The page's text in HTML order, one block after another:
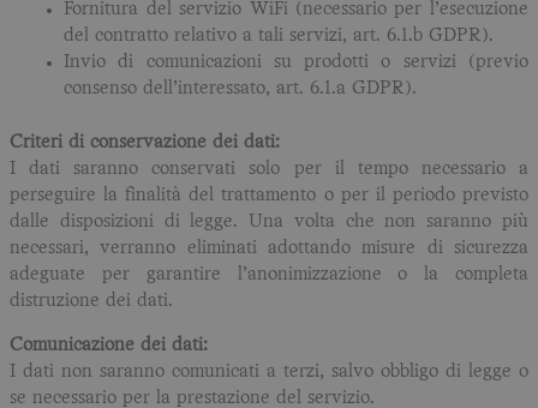
Fornitura del servizio WiFi (necessario per l’esecuzione
del contratto relativo a tali servizi, art. 6.1.b GDPR).
Invio di comunicazioni su prodotti o servizi (previo
consenso dell’interessato, art. 6.1.a GDPR).
Criteri di conservazione dei dati:
I dati saranno conservati solo per il tempo necessario a
perseguire la finalità del trattamento o per il periodo previsto
dalle disposizioni di legge. Una volta che non saranno più
necessari, verranno eliminati adottando misure di sicurezza
adeguate per garantire l’anonimizzazione o la completa
distruzione dei dati.
Comunicazione dei dati:
I dati non saranno comunicati a terzi, salvo obbligo di legge o
se necessario per la prestazione del servizio.